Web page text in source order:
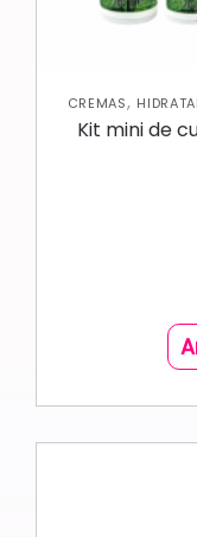
CREMAS,
Kit mini de